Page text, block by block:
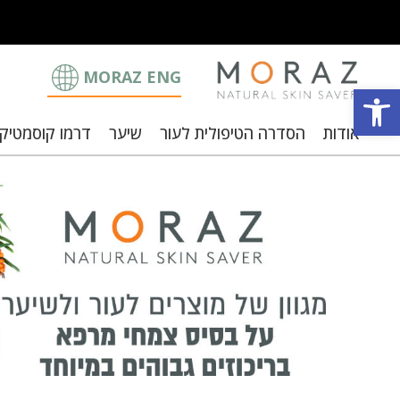
פתח סרגל נגישות
MORAZ ENG
אודות הסדרה הטיפולית לעור שיער דרמו